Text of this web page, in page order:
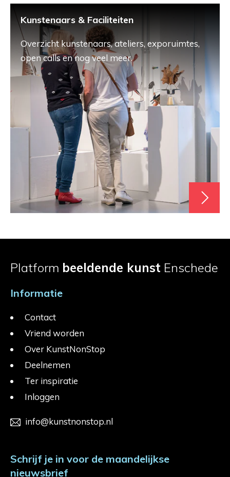
Kunstenaars & Faciliteiten
Overzicht kunstenaars, ateliers, exporuimtes,
open calls en nog veel meer.
Platform beeldende kunst Enschede
Informatie
Contact
Vriend worden
Over KunstNonStop
Deelnemen
Ter inspiratie
Inloggen
info@kunstnonstop.nl
Schrijf je in voor de maandelijkse
nieuwsbrief